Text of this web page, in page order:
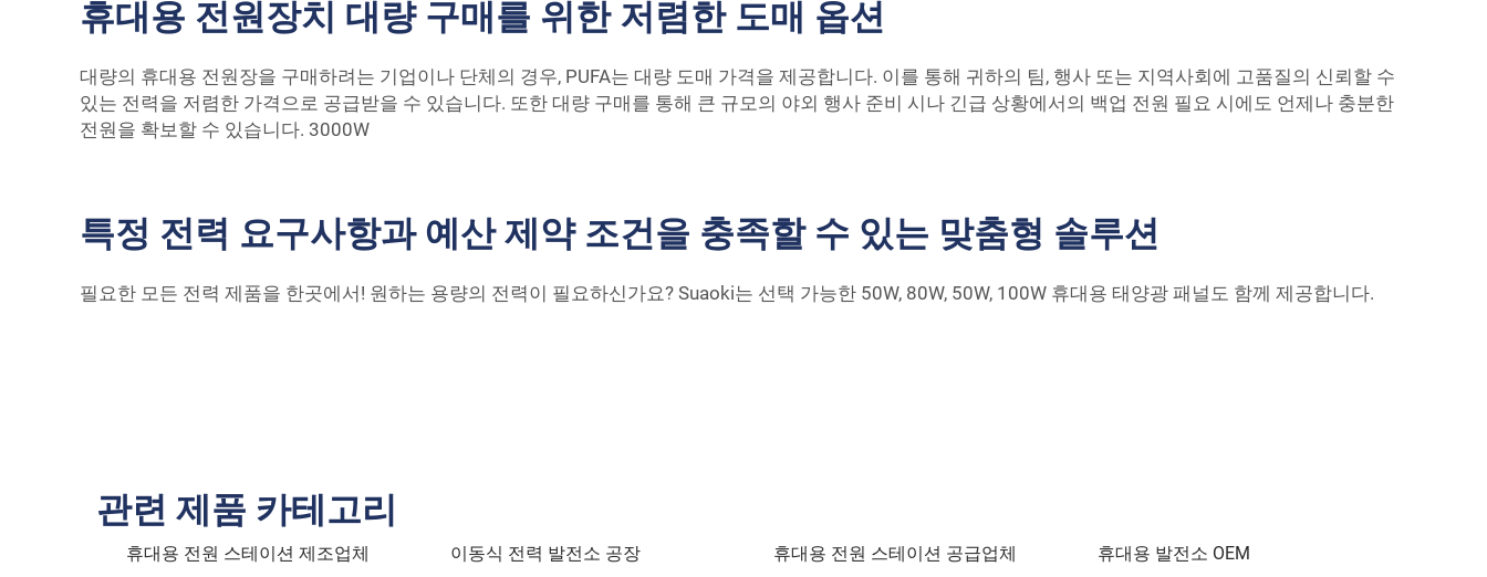
휴대용 전원장치 대량 구매를 위한 저렴한 도매 옵션
대량의 휴대용 전원장을 구매하려는 기업이나 단체의 경우, PUFA는 대량 도매 가격을 제공합니다. 이를 통해 귀하의 팀, 행사 또는 지역사회에 고품질의 신뢰할 수
있는 전력을 저렴한 가격으로 공급받을 수 있습니다. 또한 대량 구매를 통해 큰 규모의 야외 행사 준비 시나 긴급 상황에서의 백업 전원 필요 시에도 언제나 충분한
전원을 확보할 수 있습니다. 3000W
특정 전력 요구사항과 예산 제약 조건을 충족할 수 있는 맞춤형 솔루션
필요한 모든 전력 제품을 한곳에서! 원하는 용량의 전력이 필요하신가요? Suaoki는 선택 가능한 50W, 80W, 50W, 100W 휴대용 태양광 패널도 함께 제공합니다.
관련 제품 카테고리
휴대용 전원 스테이션 제조업체 이동식 전력 발전소 공장 휴대용 전원 스테이션 공급업체
휴대용 발전소 OEM